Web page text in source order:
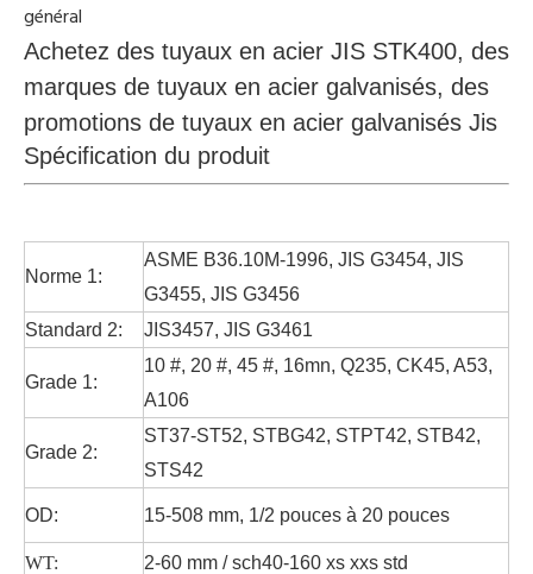
général
Achetez des tuyaux en acier JIS STK400, des
marques de tuyaux en acier galvanisés, des
promotions de tuyaux en acier galvanisés Jis
Spécification du produit
Norme 1:
ASME B36.10M-1996, JIS G3454, JIS
G3455, JIS G3456
Standard 2:
JIS3457, JIS G3461
Grade 1:
10 #, 20 #, 45 #, 16mn, Q235, CK45, A53,
A106
Grade 2:
ST37-ST52, STBG42, STPT42, STB42,
STS42
OD: 15-508 mm, 1/2 pouces à 20 pouces
WT:
2-60 mm / sch40-160 xs xxs std